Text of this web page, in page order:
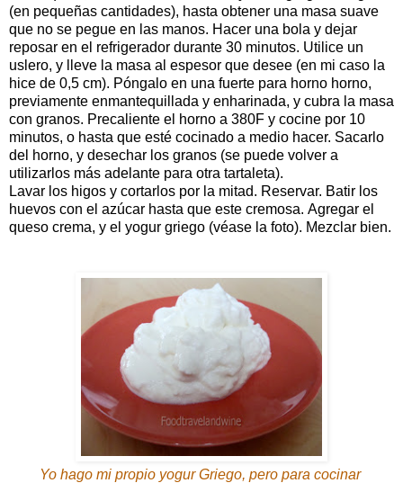
(en pequeñas cantidades), hasta obtener una masa suave
que no se pegue en las manos. Hacer una bola y dejar
reposar en el refrigerador durante 30 minutos. Utilice un
uslero, y lleve la masa al espesor que desee (en mi caso la
hice de 0,5 cm). Póngalo en una fuerte para horno horno,
previamente enmantequillada y enharinada, y cubra la masa
con granos. Precaliente el horno a 380F y cocine por 10
minutos, o hasta que esté cocinado a medio hacer. Sacarlo
del horno, y desechar los granos (se puede volver a
utilizarlos más adelante para otra tartaleta).
Lavar los higos y cortarlos por la mitad. Reservar. Batir los
huevos con el azúcar hasta que este cremosa. Agregar el
queso crema, y el yogur griego (véase la foto). Mezclar bien.
Yo hago mi propio yogur Griego, pero para cocinar